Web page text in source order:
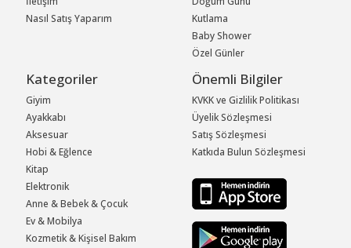
Nasıl Satış Yaparım
Kutlama
Baby Shower
Özel Günler
Kategoriler
Giyim
Ayakkabı
Aksesuar
Hobi & Eğlence
Kitap
Elektronik
Anne & Bebek & Çocuk
Ev & Mobilya
Kozmetik & Kişisel Bakım
Önemli Bilgiler
KVKK ve Gizlilik Politikası
Üyelik Sözleşmesi
Satış Sözleşmesi
Katkıda Bulun Sözleşmesi